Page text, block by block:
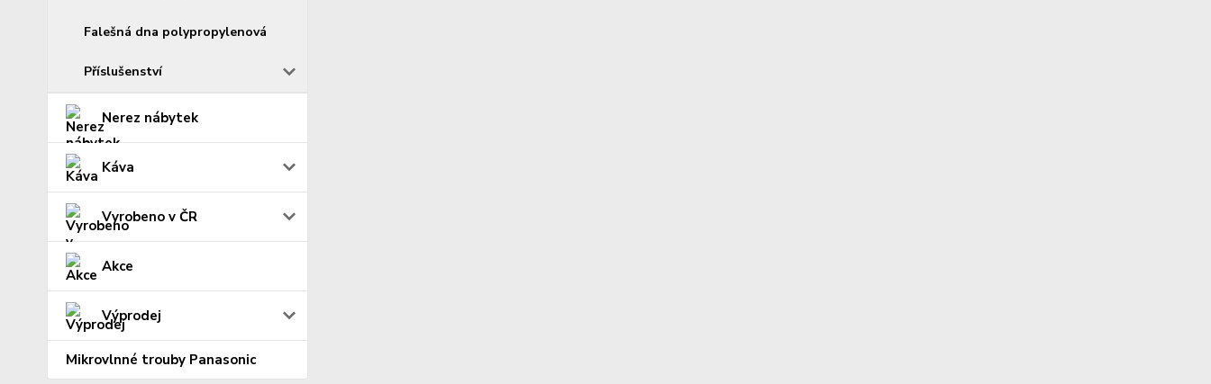
Falešná dna polypropylenová
Příslušenství
Nerez nábytek
Káva
Vyrobeno v ČR
Akce
Výprodej
Mikrovlnné trouby Panasonic